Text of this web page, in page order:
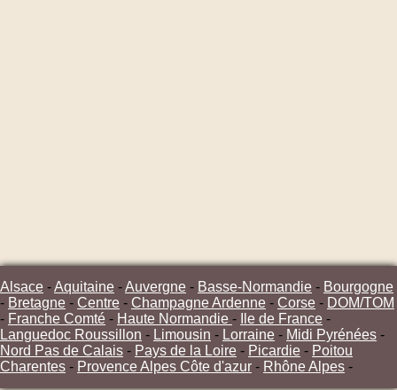
Alsace -Aquitaine -Auvergne - Basse-Normandie - Bourgogne
- Bretagne - Centre - Champagne Ardenne - Corse - DOM/TOM
- Franche Comté - Haute Normandie - Ile de France -
Languedoc Roussillon - Limousin - Lorraine - Midi Pyrénées -
Nord Pas de Calais - Pays de la Loire - Picardie - Poitou
Charentes - Provence Alpes Côte d'azur - Rhône Alpes -